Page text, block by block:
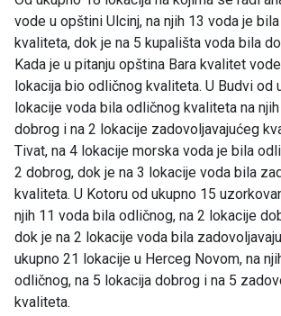
vode u opštini Ulcinj, na njih 13 voda je
kvaliteta, dok je na 5 kupališta voda bila
Kada je u pitanju opština Bara kvalitet
lokacija bio odličnog kvaliteta. U Budvi od
lokacije voda bila odličnog kvaliteta na
dobrog i na 2 lokacije zadovoljavajućeg
Tivat, na 4 lokacije morska voda je bila
2 dobrog, dok je na 3 lokacije voda bila
kvaliteta. U Kotoru od ukupno 15
njih 11 voda bila odličnog, na 2 lokacije
dok je na 2 lokacije voda bila
ukupno 21 lokacije u Herceg Novom, na
odličnog, na 5 lokacija dobrog i na 5
kvaliteta.